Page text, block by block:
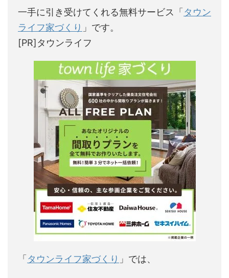
一手に引き受けてくれる無料サービス「タウン
ライフ家づくり 」です。
[PR]タウンライフ
「タウンライフ家づくり 」では、